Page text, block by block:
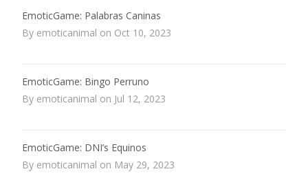
EmoticGame: Palabras Caninas
By emoticanimal on Oct 10, 2023
EmoticGame: Bingo Perruno
By emoticanimal on Jul 12, 2023
EmoticGame: DNI’s Equinos
By emoticanimal on May 29, 2023